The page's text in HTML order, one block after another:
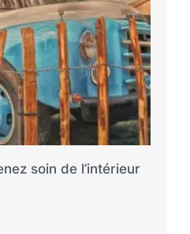
soin de l’intérieur